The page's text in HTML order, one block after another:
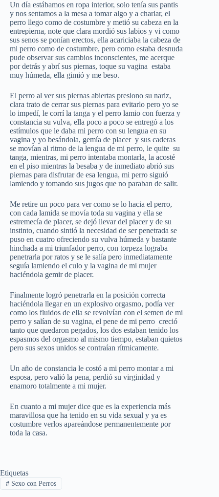
Un día estábamos en ropa interior, solo tenía sus pantis
y nos sentamos a la mesa a tomar algo y a charlar, el
perro llego como de costumbre y metió su cabeza en la
entrepierna, note que clara mordió sus labios y vi como
sus senos se ponían erectos, ella acariciaba la cabeza de
mi perro como de costumbre, pero como estaba desnuda
pude observar sus cambios inconscientes, me acerque
por detrás y abrí sus piernas, toque su vagina estaba
muy húmeda, ella gimió y me beso.
El perro al ver sus piernas abiertas presiono su nariz,
clara trato de cerrar sus piernas para evitarlo pero yo se
lo impedí, le corrí la tanga y el perro lamio con fuerza y
constancia su vulva, ella poco a poco se entregó a los
estímulos que le daba mi perro con su lengua en su
vagina y yo besándola, gemía de placer y sus caderas
se movían al ritmo de la lengua de mi perro, le quite su
tanga, mientras, mi perro intentaba montarla, la acosté
en el piso mientras la besaba y de inmediato abrió sus
piernas para disfrutar de esa lengua, mi perro siguió
lamiendo y tomando sus jugos que no paraban de salir.
Me retire un poco para ver como se lo hacia el perro,
con cada lamida se movía toda su vagina y ella se
estremecía de placer, se dejó llevar del placer y de su
instinto, cuando sintió la necesidad de ser penetrada se
puso en cuatro ofreciendo su vulva húmeda y bastante
hinchada a mi triunfador perro, con torpeza lograba
penetrarla por ratos y se le salía pero inmediatamente
seguía lamiendo el culo y la vagina de mi mujer
haciéndola gemir de placer.
Finalmente logró penetrarla en la posición correcta
haciéndola llegar en un explosivo orgasmo, podía ver
como los fluidos de ella se revolvían con el semen de mi
perro y salían de su vagina, el pene de mi perro creció
tanto que quedaron pegados, los dos estaban tenido los
espasmos del orgasmo al mismo tiempo, estaban quietos
pero sus sexos unidos se contraían rítmicamente.
Un año de constancia le costó a mi perro montar a mi
esposa, pero valió la pena, perdió su virginidad y
enamoro totalmente a mi mujer.
En cuanto a mi mujer dice que es la experiencia más
maravillosa que ha tenido en su vida sexual y ya es
costumbre verlos apareándose permanentemente por
toda la casa.
Etiquetas
#Sexo con Perros